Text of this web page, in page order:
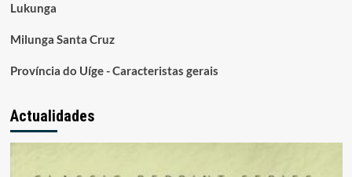
Lukunga
Milunga Santa Cruz
Província do Uíge - Caracteristas gerais
Actualidades